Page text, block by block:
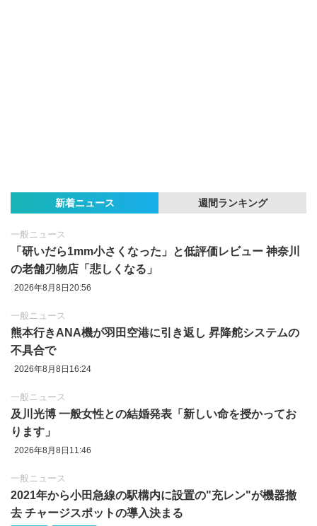
新着ニュース 週間ランキング
一般ニュース
「研いだら1mm小さくなった」と低評価レビュー 神奈川
の老舗刃物店「悲しくなる」
2026年8月8日20:56
一般ニュース
熊本行きANA機が羽田空港に引き返し 昇降舵システムの
不具合で
2026年8月8日16:24
一般ニュース
及川光博 一般女性との結婚発表「新しい命を授かってお
ります」
2026年8月8日11:46
一般ニュース
2021年から小田急線の駅構内に設置の"充レン"が機器撤
去 チャージスポットの導入決まる